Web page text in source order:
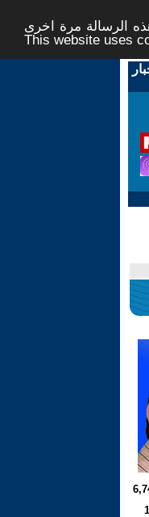
الرسالة مرة اخرى -
This website uses